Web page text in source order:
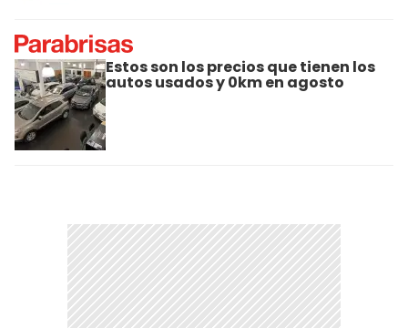
Estos son los precios que tienen los
autos usados y 0km en agosto